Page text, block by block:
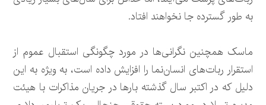
به طور گسترده جا نخواهند افتاد.
ماسک همچنین نگرانی‌ها در مورد چگونگی استقبال عموم از
استقرار ربات‌های انسان‌نما را افزایش داده است، به ویژه به این
دلیل که در اکتبر سال گذشته بارها در جریان مذاکرات با هیئت